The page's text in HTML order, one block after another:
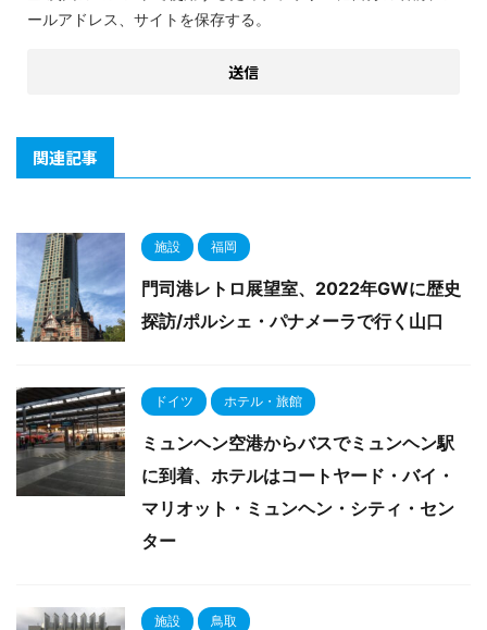
ールアドレス、サイトを保存する。
関連記事
施設 福岡
門司港レトロ展望室、2022年GWに歴史
探訪/ポルシェ・パナメーラで行く山口
ドイツ ホテル・旅館
ミュンヘン空港からバスでミュンヘン駅
に到着、ホテルはコートヤード・バイ・
マリオット・ミュンヘン・シティ・セン
ター
施設 鳥取